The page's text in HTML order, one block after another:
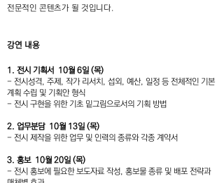
전문적인 콘텐츠가 될 것입니다.
강연 내용
1. 전시 기획서 10월 6일 (목)
- 전시성격, 주제, 작가 리서치, 섭외, 예산, 일정 등 전체적인 기본
계획 수립 및 기획안 형식
- 전시 구현을 위한 기초 밑그림으로서의 기획 방법
2. 업무분담 10월 13일 (목)
- 전시 제작을 위한 업무 및 인력의 종류와 각종 계약서
3. 홍보 10월 20일 (목)
- 전시 홍보에 필요한 보도자료 작성, 홍보물 종류 및 배포 전략과